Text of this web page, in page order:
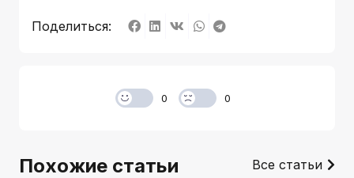
Поделиться:
0 0
Похожие статьи Все статьи